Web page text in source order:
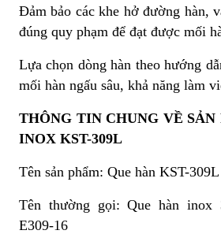
Đảm bảo các khe hở đường hàn,
đúng quy phạm để đạt được mối
Lựa chọn dòng hàn theo hướng
mối hàn ngấu sâu, khả năng làm
THÔNG TIN CHUNG VỀ
INOX KST-309L
Tên sản phẩm: Que hàn KST-309L
Tên thường gọi: Que hàn inox
E309-16